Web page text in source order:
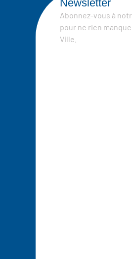
Newsletter
Abonnez-vous à
pour ne rien
Ville.